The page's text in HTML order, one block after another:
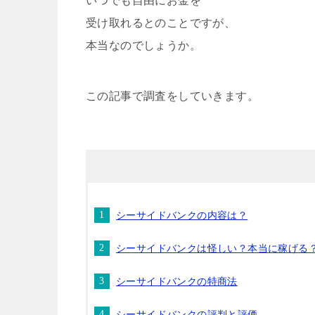
受け取れるとのことですが、
本当なのでしょうか。
この記事で調査をしていきます。
シーサイドバンクの内容は？
シーサイドバンクは怪しい？本当に稼げる
シーサイドバンクの特商法